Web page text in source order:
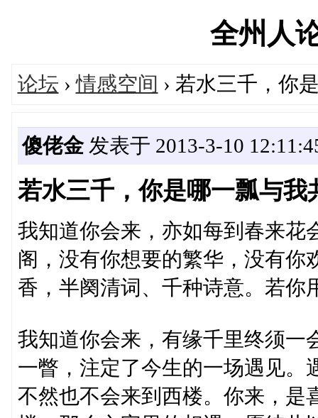
全州人
论坛 ›情感空间 › 若水三千，你
傻佬金发表于 2013-3-10
若水三千，你是哪一瓢与我
我知道你会来，亦如每到春来花
阁，没有你想要的繁华，没有你
香，半阕清词、千种诗意。若你
我知道你会来，有缘千里终须一
一瞥，注定了今生的一场遇见。
不然也不会来到西楼。你来，是